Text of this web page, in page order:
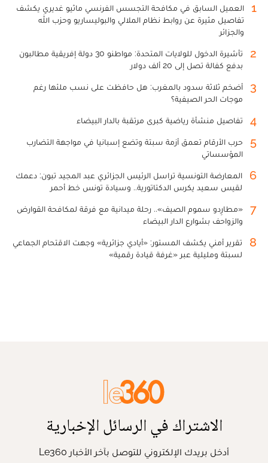
1
العميل السابق في مكافحة التجسس الفرنسي ماثيو غديري يكشف
تفاصيل مثيرة عن روابط نظام الملالي والبوليساريو وحزب الله
والجزائر
2
تأشيرة الدخول للولايات المتحدة: مواطنو 30 دولة إفريقية مطالبون
بدفع كفالة تصل إلى 20 ألف دولار
3
أضخم ثلاثة سدود بالمغرب: هل حافظت على نسب ملئها رغم
موجات الحر الصيفية؟
4 تفاصيل منشأة رياضية كبرى مرتقبة بالدار البيضاء
5
حرب الأرقام تعمق أزمة سبتة وتضع إسبانيا في مواجهة التضارب
المؤسساتي
6
المعارضة التونسية تراسل الرئيس الجزائري عبد المجيد تبون: دعمك
لقيس سعيد يكرس الدكتاتورية.. وسيادة تونس خط أحمر
7
«مطارِدو سموم الصيف».. رحلة ميدانية مع فرقة لمكافحة القوارض
والزواحف بشوارع الدار البيضاء
8
تقرير أمني يكشف المستور: «أيادي جزائرية» وجهت الاقتحام الجماعي
لسبتة ومليلية عبر «غرفة قيادة رقمية»
الاشتراك في الرسائل الإخبارية
أدخل بريدك الإلكتروني للتوصل بآخر الأخبار Le360